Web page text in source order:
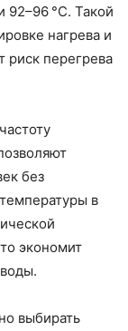
92–96 °C. Такой
нагрева и
риск перегрева
без
в
экономит
выбирать